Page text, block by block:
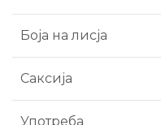
Боја на лисја
Саксија
Употреба